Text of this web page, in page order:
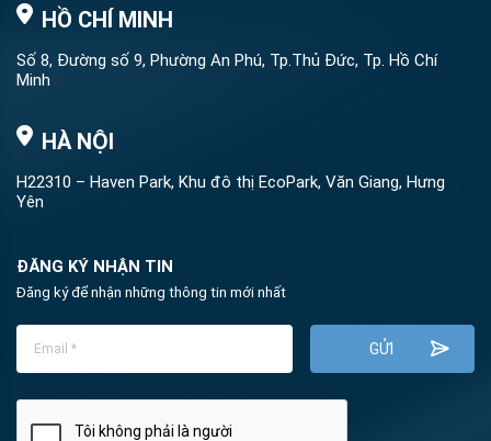
HỒ CHÍ MINH
Số 8, Đường số 9, Phường An Phú, Tp.Thủ Đức, Tp. Hồ Chí
Minh
HÀ NỘI
H22310 – Haven Park, Khu đô thị EcoPark, Văn Giang, Hưng
Yên
ĐĂNG KÝ NHẬN TIN
Đăng ký để nhận những thông tin mới nhất